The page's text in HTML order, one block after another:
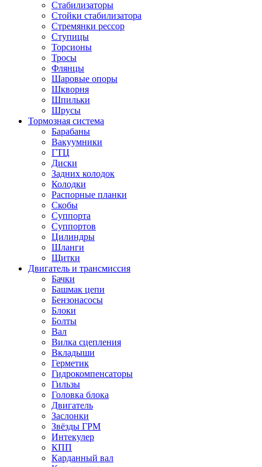
Стабилизаторы
Стойки стабилизатора
Стремянки рессор
Ступицы
Торсионы
Тросы
Флянцы
Шаровые опоры
Шкворня
Шпильки
Шрусы
Тормозная система
Барабаны
Вакуумники
ГТЦ
Диски
Задних колодок
Колодки
Распорные планки
Скобы
Суппорта
Суппортов
Цилиндры
Шланги
Щитки
Двигатель и трансмиссия
Бачки
Башмак цепи
Бензонасосы
Блоки
Болты
Вал
Вилка сцепления
Вкладыши
Герметик
Гидрокомпенсаторы
Гильзы
Головка блока
Двигатель
Заслонки
Звёзды ГРМ
Интекулер
КПП
Карданный вал